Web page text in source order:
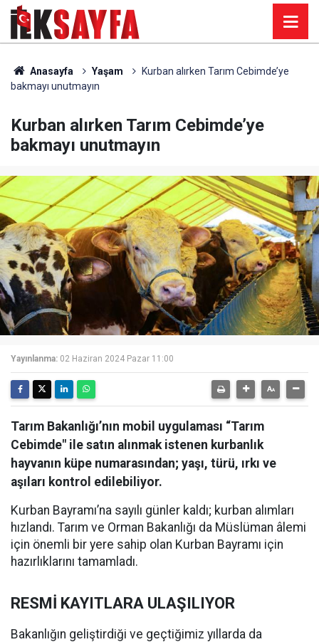
Anasayfa Yaşam
Kurban alırken Tarım Cebimde’ye
bakmayı unutmayın
Kurban alırken Tarım Cebimde’ye
bakmayı unutmayın
Yayınlanma: 02 Haziran 2024 Pazar 11:00
Tarım Bakanlığı’nın mobil uygulaması “Tarım
Cebimde" ile satın alınmak istenen kurbanlık
hayvanın küpe numarasından; yaşı, türü, ırkı ve
aşıları kontrol edilebiliyor.
Kurban Bayramı’na sayılı günler kaldı; kurban alımları
hızlandı. Tarım ve Orman Bakanlığı da Müslüman âlemi
için önemli bir yere sahip olan Kurban Bayramı için
hazırlıklarını tamamladı.
RESMİ KAYITLARA ULAŞILIYOR
Bakanlığın geliştirdiği ve geçtiğimiz yıllarda da